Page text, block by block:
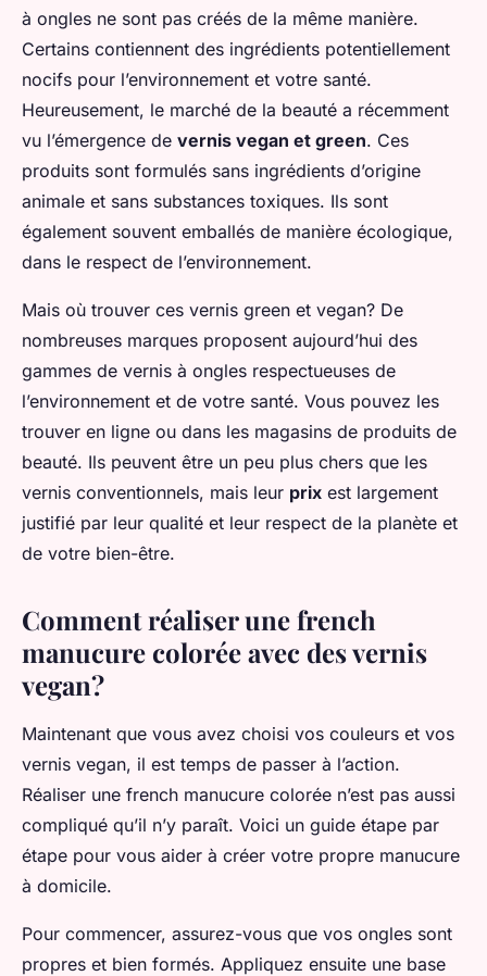
à ongles ne sont pas créés de la même manière.
Certains contiennent des ingrédients potentiellement
nocifs pour l’environnement et votre santé.
Heureusement, le marché de la beauté a récemment
vu l’émergence de vernis vegan et green. Ces
produits sont formulés sans ingrédients d’origine
animale et sans substances toxiques. Ils sont
également souvent emballés de manière écologique,
dans le respect de l’environnement.
Mais où trouver ces vernis green et vegan? De
nombreuses marques proposent aujourd’hui des
gammes de vernis à ongles respectueuses de
l’environnement et de votre santé. Vous pouvez les
trouver en ligne ou dans les magasins de produits de
beauté. Ils peuvent être un peu plus chers que les
vernis conventionnels, mais leur prix est largement
justifié par leur qualité et leur respect de la planète et
de votre bien-être.
Comment réaliser une french
manucure colorée avec des vernis
vegan?
Maintenant que vous avez choisi vos couleurs et vos
vernis vegan, il est temps de passer à l’action.
Réaliser une french manucure colorée n’est pas aussi
compliqué qu’il n’y paraît. Voici un guide étape par
étape pour vous aider à créer votre propre manucure
à domicile.
Pour commencer, assurez-vous que vos ongles sont
propres et bien formés. Appliquez ensuite une base